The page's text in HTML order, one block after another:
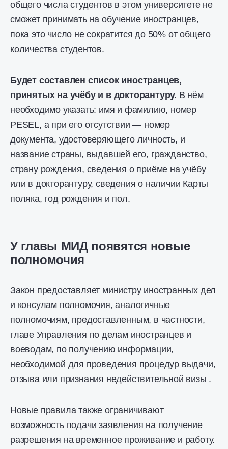
общего числа студентов в этом университете не
сможет принимать на обучение иностранцев,
пока это число не сократится до 50% от общего
количества студентов.
Будет составлен список иностранцев,
принятых на учёбу и в докторантуру. В нём
необходимо указать: имя и фамилию, номер
PESEL, а при его отсутствии — номер
документа, удостоверяющего личность, и
название страны, выдавшей его, гражданство,
страну рождения, сведения о приёме на учёбу
или в докторантуру, сведения о наличии Карты
поляка, год рождения и пол.
У главы МИД появятся новые
полномочия
Закон предоставляет министру иностранных дел
и консулам полномочия, аналогичные
полномочиям, предоставленным, в частности,
главе Управления по делам иностранцев и
воеводам, по получению информации,
необходимой для проведения процедур выдачи,
отзыва или признания недействительной визы .
Новые правила также ограничивают
возможность подачи заявления на получение
разрешения на временное проживание и работу.